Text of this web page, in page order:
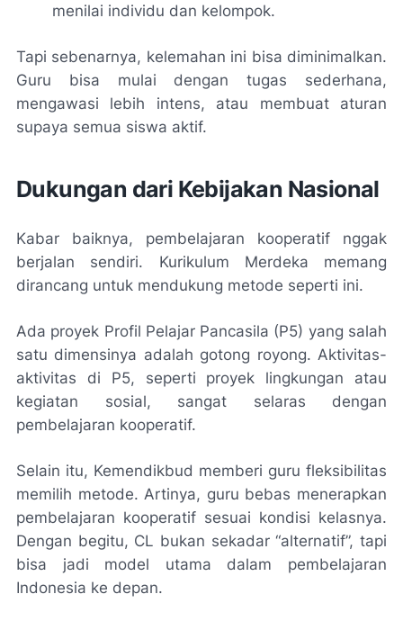
menilai individu dan kelompok.
Tapi sebenarnya, kelemahan ini bisa diminimalkan.
Guru bisa mulai dengan tugas sederhana,
mengawasi lebih intens, atau membuat aturan
supaya semua siswa aktif.
Dukungan dari Kebijakan Nasional
Kabar baiknya, pembelajaran kooperatif nggak
berjalan sendiri. Kurikulum Merdeka memang
dirancang untuk mendukung metode seperti ini.
Ada proyek Profil Pelajar Pancasila (P5) yang salah
satu dimensinya adalah gotong royong. Aktivitas-
aktivitas di P5, seperti proyek lingkungan atau
kegiatan sosial, sangat selaras dengan
pembelajaran kooperatif.
Selain itu, Kemendikbud memberi guru fleksibilitas
memilih metode. Artinya, guru bebas menerapkan
pembelajaran kooperatif sesuai kondisi kelasnya.
Dengan begitu, CL bukan sekadar “alternatif”, tapi
bisa jadi model utama dalam pembelajaran
Indonesia ke depan.